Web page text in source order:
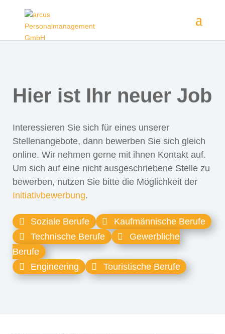
Hier ist Ihr neuer Job
Interessieren Sie sich für eines unserer
Stellenangebote, dann bewerben Sie sich gleich
online. Wir nehmen gerne mit ihnen Kontakt auf.
Um sich auf eine nicht ausgeschriebene Stelle zu
bewerben, nutzen Sie bitte die Möglichkeit der
Initiativbewerbung.
Soziale Berufe
Kaufmännische Berufe
Technische Berufe
Gewerbliche
Berufe
Engineering
Touristische Berufe